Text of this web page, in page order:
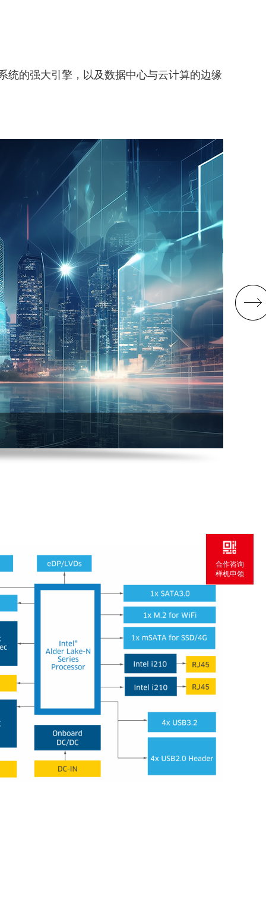
统的强大引擎，以及数据中心与云计算的边缘
合作咨询
样机申领